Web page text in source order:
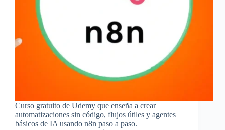
Curso gratuito de Udemy que enseña a crear
automatizaciones sin código, flujos útiles y agentes
básicos de IA usando n8n paso a paso.